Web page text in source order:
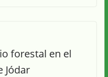
forestal en el
Jódar